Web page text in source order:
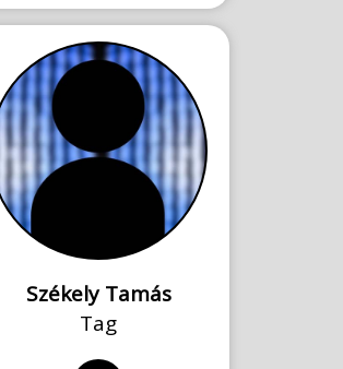
Székely Tamás
Tag